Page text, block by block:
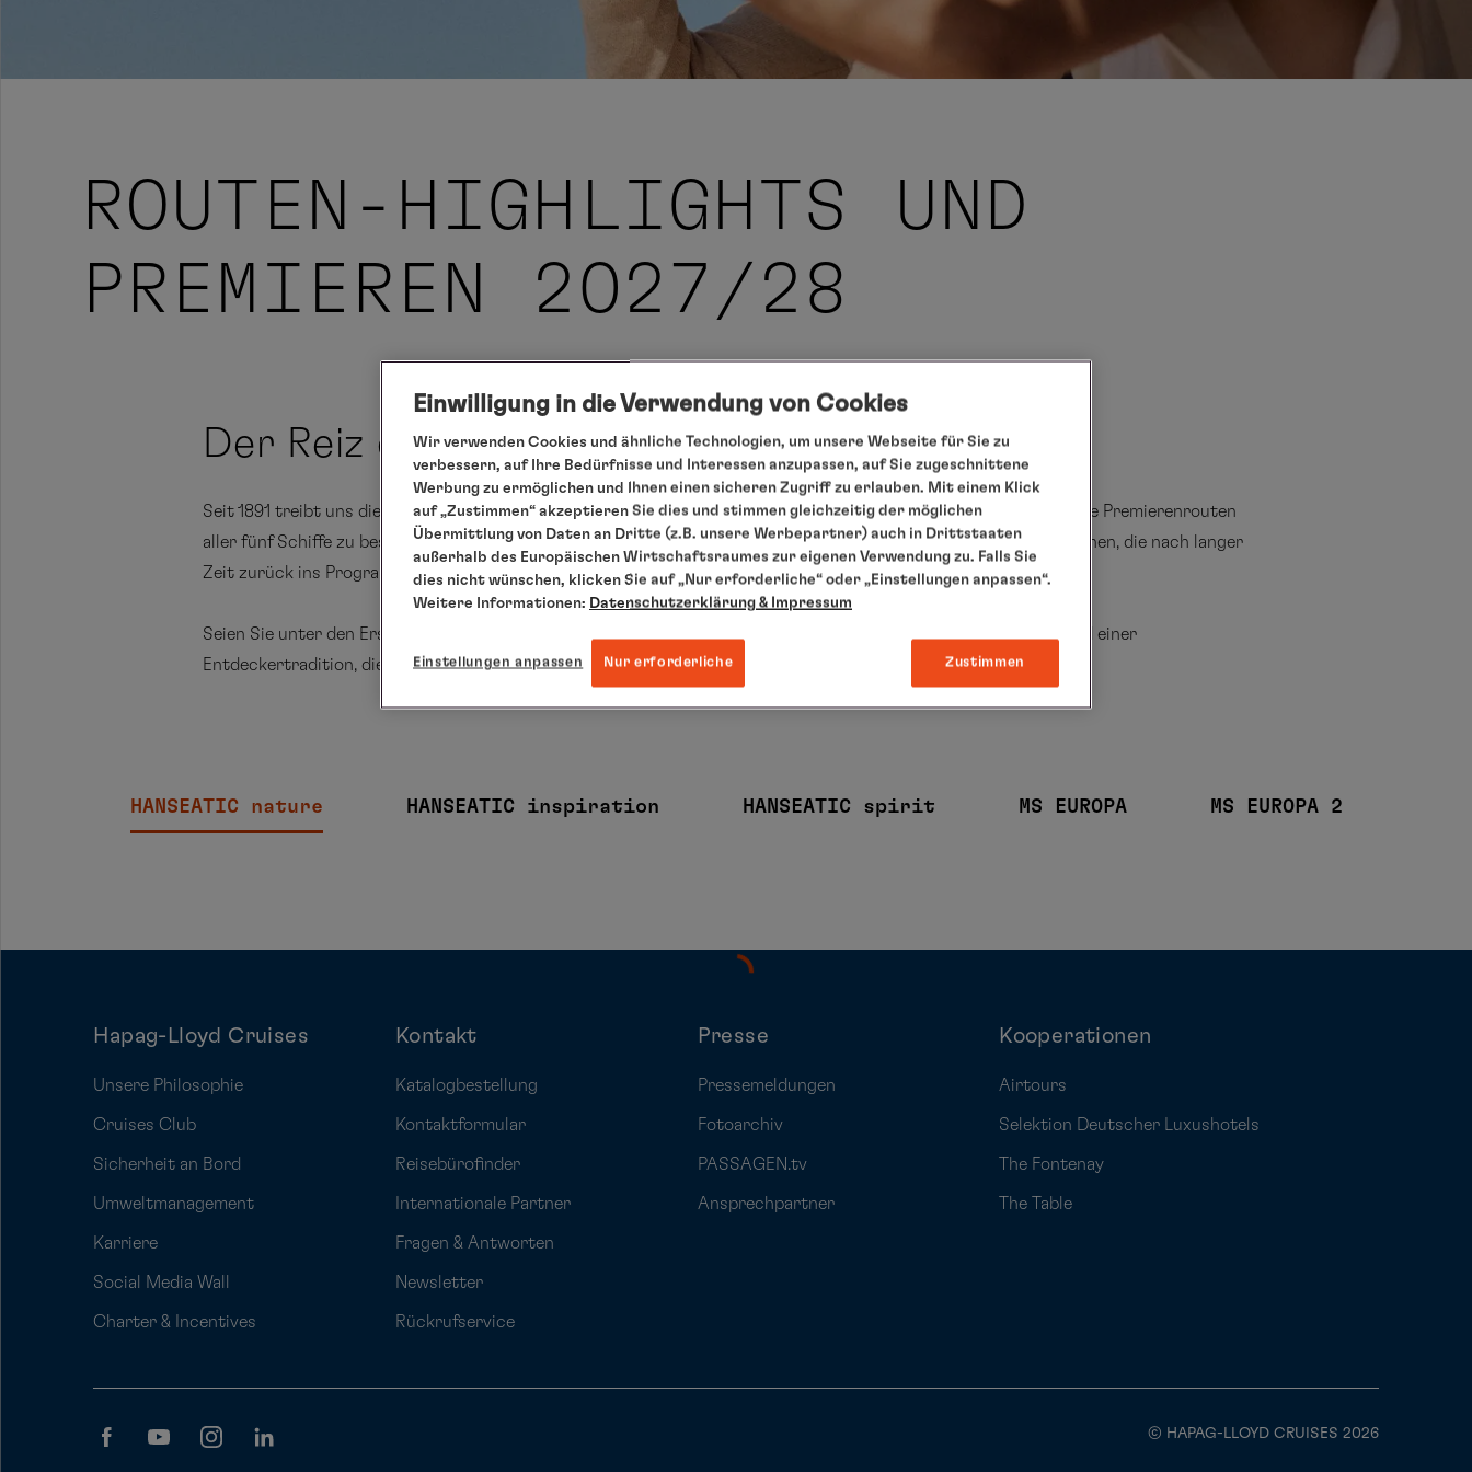
ROUTEN-HIGHLIGHTS UND
PREMIEREN 2027/28
Der Reiz des Neuen
Seit 1891 treibt uns die Leidenschaft an, die Welt mit Neugier und Weitsicht zu erkunden. Auch 2027/28 führen die Premierenrouten
aller fünf Schiffe zu besonderen Zielen. Ob exklusive Erstanläufe, außergewöhnliche Routenführungen oder Regionen, die nach langer
Zeit zurück ins Programm kehren – jede Reise führt dorthin, wo unvergessliche Erlebnisse auf Sie warten.
Seien Sie unter den Ersten, die diese Wege bereisen – begleitet von langjähriger Erfahrung, höchster Qualität und einer
Entdeckertradition, die uns seit Generationen auszeichnet.
HANSEATIC nature HANSEATIC inspiration HANSEATIC spirit MS EUROPA MS EUROPA 2
Hapag-Lloyd Cruises
Unsere Philosophie
Cruises Club
Sicherheit an Bord
Umweltmanagement
Karriere
Social Media Wall
Charter & Incentives
Kontakt
Katalogbestellung
Kontaktformular
Reisebürofinder
Internationale Partner
Fragen & Antworten
Newsletter
Rückrufservice
Presse
Pressemeldungen
Fotoarchiv
PASSAGEN.tv
Ansprechpartner
Kooperationen
Airtours
Selektion Deutscher Luxushotels
The Fontenay
The Table
© HAPAG-LLOYD CRUISES 2026
Einwilligung in die Verwendung von Cookies
Wir verwenden Cookies und ähnliche Technologien, um unsere Webseite für Sie zu
verbessern, auf Ihre Bedürfnisse und Interessen anzupassen, auf Sie zugeschnittene
Werbung zu ermöglichen und Ihnen einen sicheren Zugriff zu erlauben. Mit einem Klick
auf „Zustimmen“ akzeptieren Sie dies und stimmen gleichzeitig der möglichen
Übermittlung von Daten an Dritte (z.B. unsere Werbepartner) auch in Drittstaaten
außerhalb des Europäischen Wirtschaftsraumes zur eigenen Verwendung zu. Falls Sie
dies nicht wünschen, klicken Sie auf „Nur erforderliche“ oder „Einstellungen anpassen“.
Weitere Informationen: Datenschutzerklärung & Impressum
Einstellungen anpassen Nur erforderliche Zustimmen